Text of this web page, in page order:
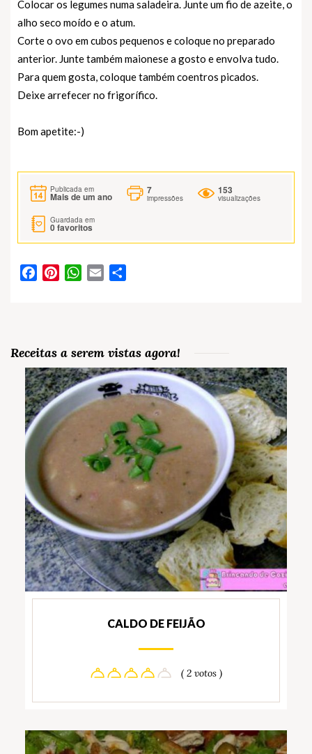
Colocar os legumes numa saladeira. Junte um fio de azeite, o
alho seco moído e o atum.
Corte o ovo em cubos pequenos e coloque no preparado
anterior. Junte também maionese a gosto e envolva tudo.
Para quem gosta, coloque também coentros picados.
Deixe arrefecer no frigorífico.
Bom apetite:-)
Publicada em
Mais de um ano
7
impressões
153
visualizações
Guardada em
0favoritos
FacebookPinterestWhatsApp
Email
Receitas a serem vistas agora!
CALDO DE FEIJÃO
( 2 votos )